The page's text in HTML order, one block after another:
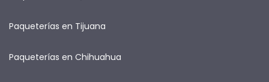
Paqueterías en Tijuana
Paqueterías en Chihuahua